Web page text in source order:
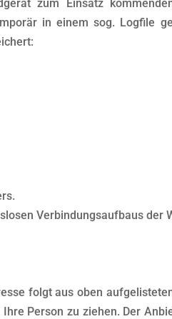
zum Einsatz
in einem sog. Logfile
Verbindungsaufbaus der
folgt aus oben
Person zu ziehen. Der